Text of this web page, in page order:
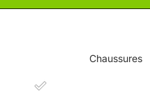
Chaussures